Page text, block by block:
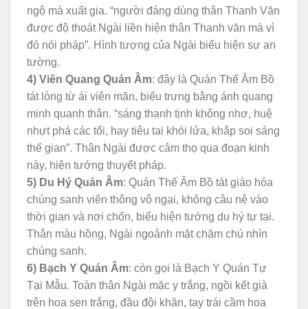
ngộ mà xuất gia. “người đáng dùng thân Thanh Văn
được độ thoát Ngài liền hiện thân Thanh văn mà vì
đó nói pháp”. Hình tượng của Ngài biểu hiện sự an
tường.
4) Viên Quang Quán Âm: đây là Quán Thế Âm Bồ
tát lòng từ ái viên mãn, biểu trưng bằng ánh quang
minh quanh thân. “sáng thanh tịnh không nhơ, huệ
nhựt phá các tối, hay tiêu tai khói lửa, khắp soi sáng
thế gian”. Thân Ngài được cảm thọ qua đoạn kinh
này, hiện tướng thuyết pháp.
5) Du Hý Quán Âm: Quán Thế Âm Bồ tát giáo hóa
chúng sanh viên thông vô ngại, không câu nệ vào
thời gian và nơi chốn, biểu hiện tướng du hý tự tại.
Thân màu hồng, Ngài ngoảnh mặt chăm chú nhìn
chúng sanh.
6) Bạch Y Quán Âm: còn gọi là Bạch Y Quán Tự
Tại Mẫu. Toàn thân Ngài mặc y trắng, ngồi kết già
trên hoa sen trắng, đầu đội khăn, tay trái cầm hoa